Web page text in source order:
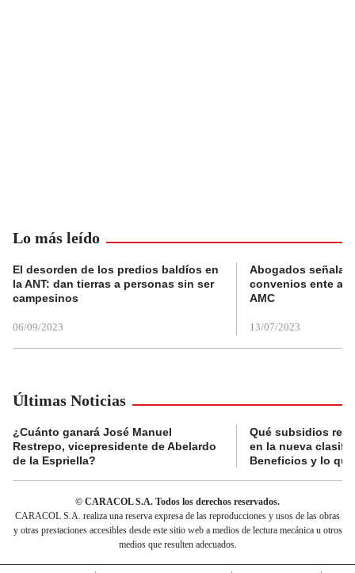
Lo más leído
El desorden de los predios baldíos en
la ANT: dan tierras a personas sin ser
campesinos
06/09/2023
Abogados
convenios ente
AMC
13/07/2023
Últimas Noticias
¿Cuánto ganará José Manuel
Restrepo, vicepresidente de Abelardo
de la Espriella?
Qué subsidios
en la nueva
Beneficios y lo
© CARACOL S.A. Todos los derechos reservados.
CARACOL S.A. realiza una reserva expresa de las reproducciones y usos de las obras
y otras prestaciones accesibles desde este sitio web a medios de lectura mecánica u otros
medios que resulten adecuados.